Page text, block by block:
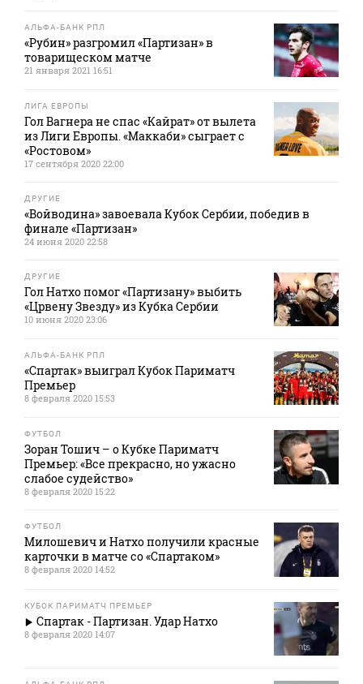
АЛЬФА-БАНК РПЛ
«Рубин» разгромил «Партизан» в
товарищеском матче
21 января 2021 16:51
ЛИГА ЕВРОПЫ
Гол Вагнера не спас «Кайрат» от вылета
из Лиги Европы. «Маккаби» сыграет с
«Ростовом»
17 сентября 2020 22:00
ДРУГИЕ
«Войводина» завоевала Кубок Сербии, победив в
финале «Партизан»
24 июня 2020 22:58
ДРУГИЕ
Гол Натхо помог «Партизану» выбить
«Црвену Звезду» из Кубка Сербии
10 июня 2020 23:06
АЛЬФА-БАНК РПЛ
«Спартак» выиграл Кубок Париматч
Премьер
8 февраля 2020 15:53
ФУТБОЛ
Зоран Тошич – о Кубке Париматч
Премьер: «Все прекрасно, но ужасно
слабое судейство»
8 февраля 2020 15:22
ФУТБОЛ
Милошевич и Натхо получили красные
карточки в матче со «Спартаком»
8 февраля 2020 14:52
КУБОК ПАРИМАТЧ ПРЕМЬЕР
Спартак - Партизан. Удар Натхо
8 февраля 2020 14:07